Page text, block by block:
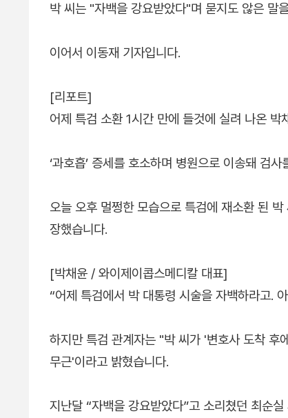
박 씨는 "자백을 강요받았다"며 묻지도 않은 말
이어서 이동재 기자입니다.
[리포트]
어제 특검 소환 1시간 만에 들것에 실려 나온 박
‘과호흡’ 증세를 호소하며 병원으로 이송돼 검사
오늘 오후 멀쩡한 모습으로 특검에 재소환 된
장했습니다.
[박채윤 / 와이제이콥스메디칼 대표]
“어제 특검에서 박 대통령 시술을 자백하라고.
하지만 특검 관계자는 "박 씨가 '변호사 도착 후
무근'이라고 밝혔습니다.
지난달 “자백을 강요받았다”고 소리쳤던 최순